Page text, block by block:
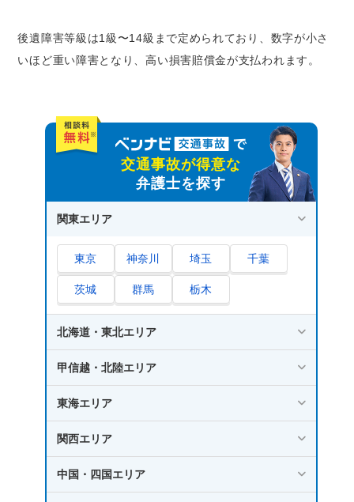
後遺障害等級は1級〜14級まで定められており、数字が小さ
いほど重い障害となり、高い損害賠償金が支払われます。
交通事故が得意な
弁護士を探す
関東エリア
東京 神奈川 埼玉 千葉
茨城 群馬 栃木
北海道・東北エリア
甲信越・北陸エリア
東海エリア
関西エリア
中国・四国エリア